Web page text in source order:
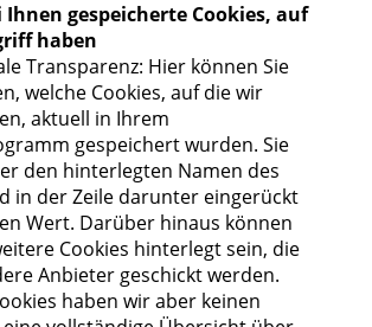
gespeicherte Cookies, auf
haben
Transparenz: Hier können Sie
welche Cookies, auf die wir
aktuell in Ihrem
gespeichert wurden. Sie
den hinterlegten Namen des
in der Zeile darunter eingerückt
Wert. Darüber hinaus können
Cookies hinterlegt sein, die
Anbieter geschickt werden.
haben wir aber keinen